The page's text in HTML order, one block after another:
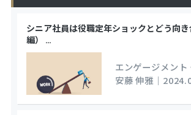
シニア社員は役職定年ショックとどう向
編）
…
エンゲージメント
安藤 伸雅 ｜